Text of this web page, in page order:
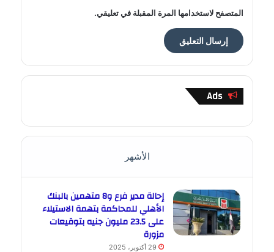
المتصفح لاستخدامها المرة المقبلة في تعليقي.
Ads
الأشهر
إحالة مدير فرع و8 متهمين بالبنك
الأهلي للمحاكمة بتهمة الاستيلاء
على 23.5 مليون جنيه بتوقيعات
مزورة
29 أكتوبر، 2025